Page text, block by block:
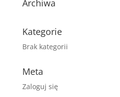
Archiwa
Kategorie
Brak kategorii
Meta
Zaloguj się